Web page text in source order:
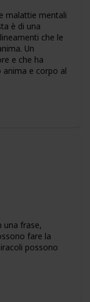
malattie mentali
è di una
che le
Un
e che ha
e corpo al
una frase,
fare la
possono